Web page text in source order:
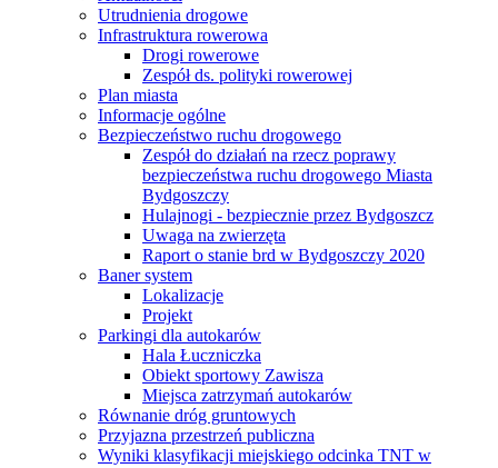
Utrudnienia drogowe
Infrastruktura rowerowa
Drogi rowerowe
Zespół ds. polityki rowerowej
Plan miasta
Informacje ogólne
Bezpieczeństwo ruchu drogowego
Zespół do działań na rzecz poprawy
bezpieczeństwa ruchu drogowego Miasta
Bydgoszczy
Hulajnogi - bezpiecznie przez Bydgoszcz
Uwaga na zwierzęta
Raport o stanie brd w Bydgoszczy 2020
Baner system
Lokalizacje
Projekt
Parkingi dla autokarów
Hala Łuczniczka
Obiekt sportowy Zawisza
Miejsca zatrzymań autokarów
Równanie dróg gruntowych
Przyjazna przestrzeń publiczna
Wyniki klasyfikacji miejskiego odcinka TNT w